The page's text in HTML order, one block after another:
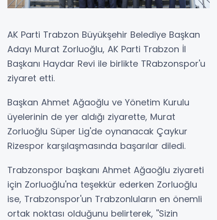
AK Parti Trabzon Büyükşehir Belediye Başkan
Adayı Murat Zorluoğlu, AK Parti Trabzon İl
Başkanı Haydar Revi ile birlikte TRabzonspor'u
ziyaret etti.
Başkan Ahmet Ağaoğlu ve Yönetim Kurulu
üyelerinin de yer aldığı ziyarette, Murat
Zorluoğlu Süper Lig'de oynanacak Çaykur
Rizespor karşılaşmasında başarılar diledi.
Trabzonspor başkanı Ahmet Ağaoğlu ziyareti
için Zorluoğlu'na teşekkür ederken Zorluoğlu
ise, Trabzonspor'un Trabzonluların en önemli
ortak noktası olduğunu belirterek, ''Sizin